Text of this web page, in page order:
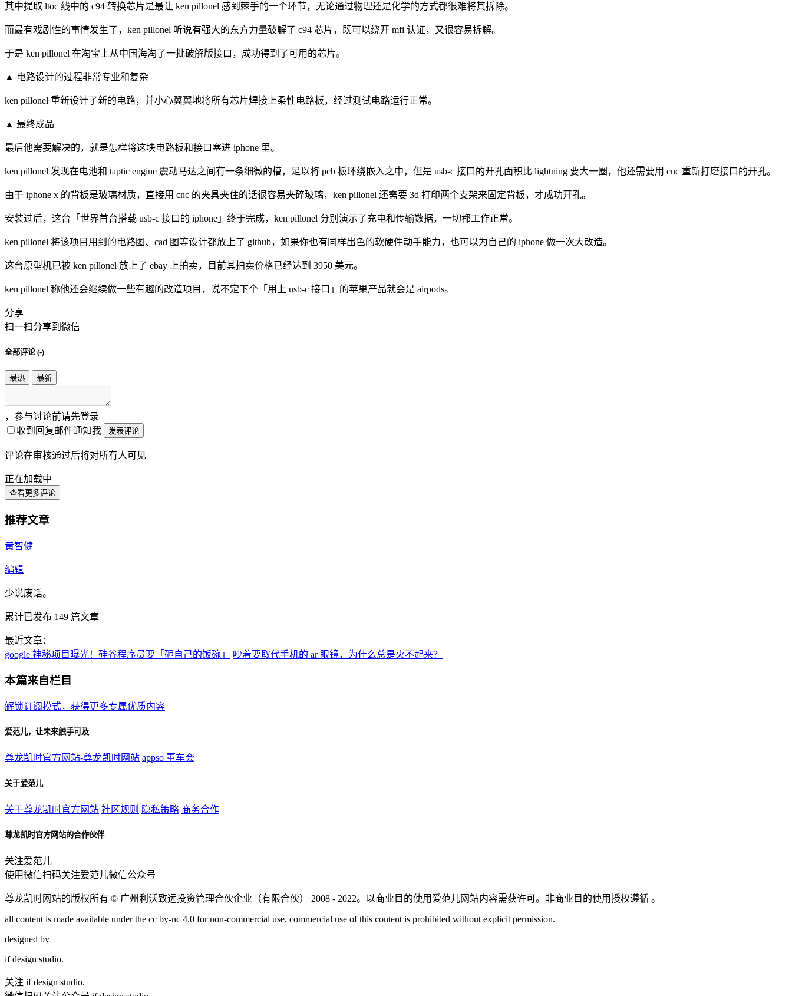
其中提取 ltoc 线中的 c94 转换芯片是最让 ken pillonel 感到棘手的一个环节，无论通过物理还是化学的方式都很难将其拆除。
而最有戏剧性的事情发生了，ken pillonel 听说有强大的东方力量破解了 c94 芯片，既可以绕开 mfi 认证，又很容易拆解。
于是 ken pillonel 在淘宝上从中国海淘了一批破解版接口，成功得到了可用的芯片。
▲ 电路设计的过程非常专业和复杂
ken pillonel 重新设计了新的电路，并小心翼翼地将所有芯片焊接上柔性电路板，经过测试电路运行正常。
▲ 最终成品
最后他需要解决的，就是怎样将这块电路板和接口塞进 iphone 里。
ken pillonel 发现在电池和 taptic engine 震动马达之间有一条细微的槽，足以将 pcb 板环绕嵌入之中，但是 usb-c 接口的开孔面积比 lightning 要大一圈，他还需要用 cnc 重新打磨接口的开孔。
由于 iphone x 的背板是玻璃材质，直接用 cnc 的夹具夹住的话很容易夹碎玻璃，ken pillonel 还需要 3d 打印两个支架来固定背板，才成功开孔。
安装过后，这台「世界首台搭载 usb-c 接口的 iphone」终于完成，ken pillonel 分别演示了充电和传输数据，一切都工作正常。
ken pillonel 将该项目用到的电路图、cad 图等设计都放上了 github，如果你也有同样出色的软硬件动手能力，也可以为自己的 iphone 做一次大改造。
这台原型机已被 ken pillonel 放上了 ebay 上拍卖，目前其拍卖价格已经达到 3950 美元。
ken pillonel 称他还会继续做一些有趣的改造项目，说不定下个「用上 usb-c 接口」的苹果产品就会是 airpods。
分享
扫一扫分享到微信
全部评论 (-)
最热 最新
，参与讨论前请先登录
收到回复邮件通知我
发表评论
评论在审核通过后将对所有人可见
正在加载中
查看更多评论
推荐文章
黄智健
编辑
少说废话。
累计已发布 149 篇文章
最近文章：
google 神秘项目曝光！硅谷程序员要「砸自己的饭碗」
吵着要取代手机的 ar 眼镜，为什么总是火不起来？
本篇来自栏目
解锁订阅模式，获得更多专属优质内容
爱范儿，让未来触手可及
尊龙凯时官方网站-尊龙凯时网站 appso 董车会
关于爱范儿
关于尊龙凯时官方网站 社区规则 隐私策略 商务合作
尊龙凯时官方网站的合作伙伴
关注爱范儿
使用微信扫码关注爱范儿微信公众号
尊龙凯时网站的版权所有 © 广州利沃致远投资管理合伙企业（有限合伙） 2008 - 2022。以商业目的使用爱范儿网站内容需获许可。非商业目的使用授权遵循 。
all content is made available under the cc by-nc 4.0 for non-commercial use. commercial use of this content is prohibited without explicit permission.
designed by
if design studio.
关注 if design studio.